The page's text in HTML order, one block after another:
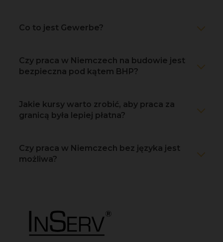
Co to jest Gewerbe?
Czy praca w Niemczech na budowie jest
bezpieczna pod kątem BHP?
Jakie kursy warto zrobić, aby praca za
granicą była lepiej płatna?
Czy praca w Niemczech bez języka jest
możliwa?